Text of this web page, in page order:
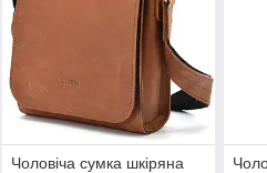
Чоловіча сумка шкіряна